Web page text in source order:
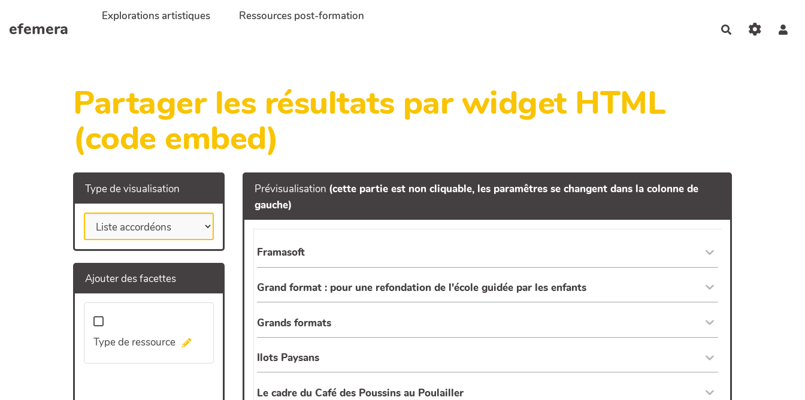
Aller au contenu principal
efemera
Explorations artistiques Ressources post-formation
Rechercher
Partager les résultats par widget HTML
(code embed)
Type de visualisation
Ajouter des facettes
Type de ressource
Prévisualisation (cette partie est non cliquable, les paramêtres se changent dans la colonne de
gauche)